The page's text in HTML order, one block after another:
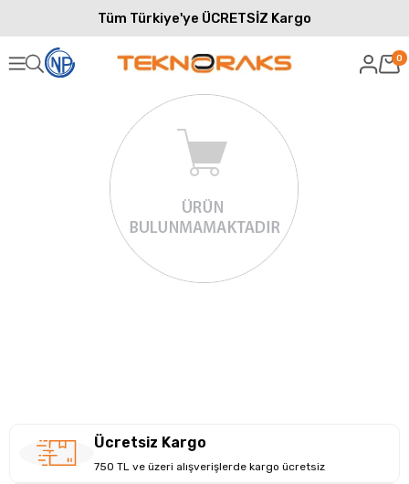
Tüm Türkiye'ye ÜCRETSİZ Kargo
0
Ücretsiz Kargo
750 TL ve üzeri alışverişlerde kargo ücretsiz